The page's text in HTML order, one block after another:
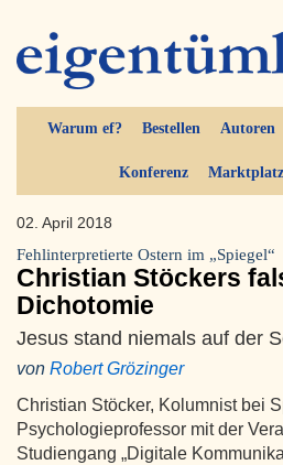
Warum ef? Bestellen Autoren
Konferenz Marktplatz
02. April 2018
Fehlinterpretierte Ostern im „Spiegel“
Christian Stöckers
Dichotomie
Jesus stand niemals auf der
von Robert Grözinger
Christian Stöcker, Kolumnist bei
Psychologieprofessor mit der
Studiengang „Digitale